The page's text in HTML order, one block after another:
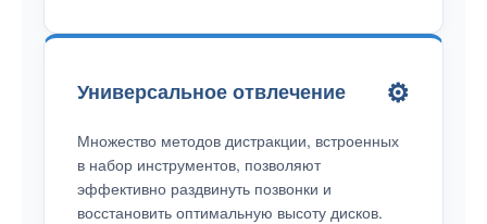
Универсальное отвлечение ⚙️
Множество методов дистракции, встроенных
в набор инструментов, позволяют
эффективно раздвинуть позвонки и
восстановить оптимальную высоту дисков.